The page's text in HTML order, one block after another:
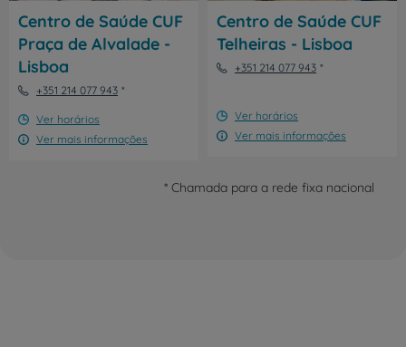
Centro de Saúde CUF
Praça de Alvalade -
Lisboa
+351 214 077 943
Ver horários
Ver mais informações
Centro de Saúde CUF
Telheiras - Lisboa
+351 214 077 943
Ver horários
Ver mais informações
* Chamada para a rede fixa nacional